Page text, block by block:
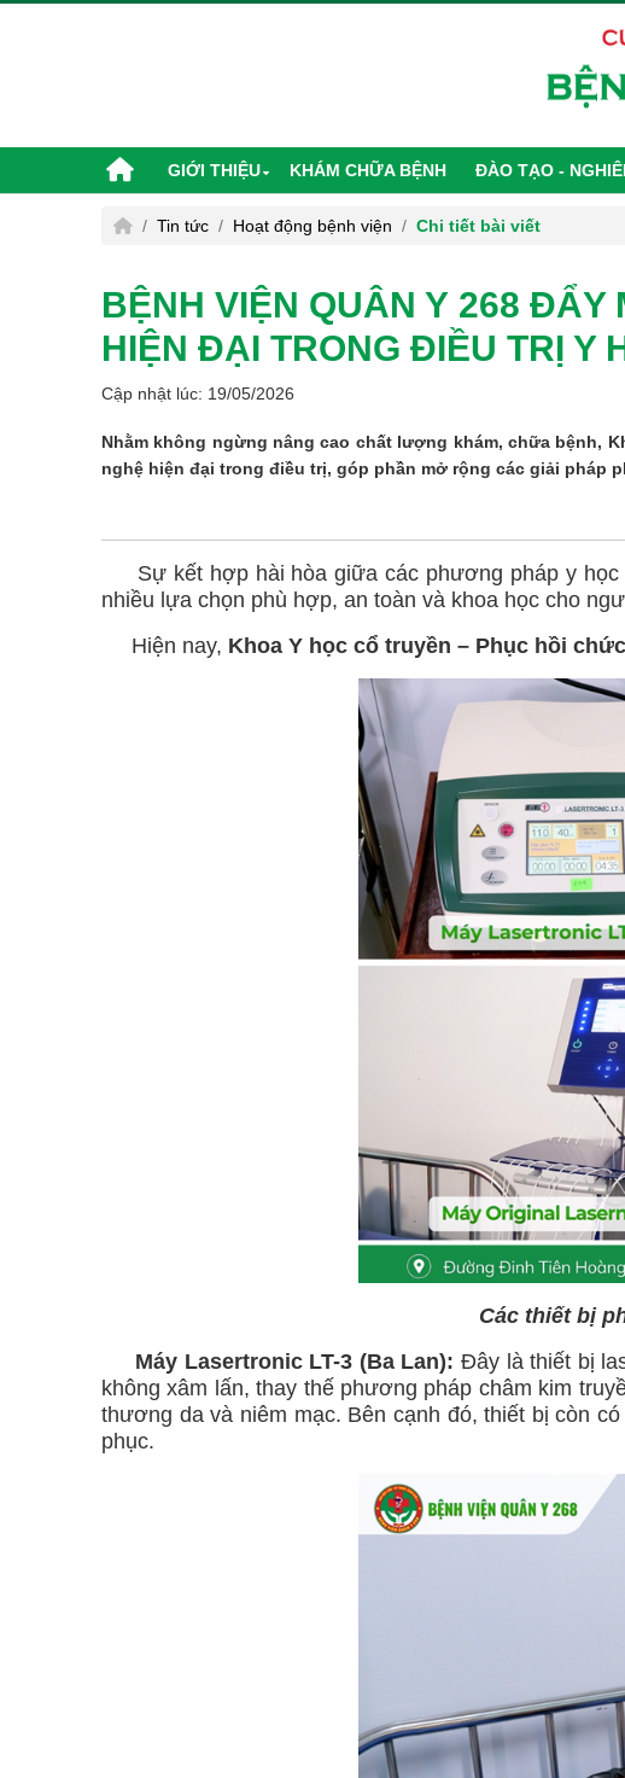
GIỚI THIỆU KHÁM CHỮA BỆNH ĐÀO TẠO -
Tin tức Hoạt động bệnh viện Chi tiết bài viết
BỆNH VIỆN QUÂN Y 268 ĐẨY
HIỆN ĐẠI TRONG ĐIỀU TRỊ Y
Cập nhật lúc: 19/05/2026
Nhằm không ngừng nâng cao chất lượng khám, chữa bệnh,
nghệ hiện đại trong điều trị, góp phần mở rộng các giải
Sự kết hợp hài hòa giữa các phương pháp y học
nhiều lựa chọn phù hợp, an toàn và khoa học cho
Hiện nay, Khoa Y học cổ truyền – Phục hồi
Các thiết bị
Máy Lasertronic LT-3 (Ba Lan):Đây là thiết bị
không xâm lấn, thay thế phương pháp châm kim
thương da và niêm mạc. Bên cạnh đó, thiết bị còn
phục.